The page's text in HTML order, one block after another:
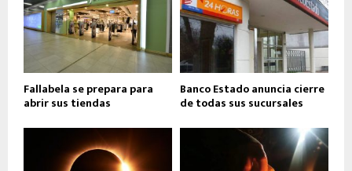
Fallabela se prepara para
abrir sus tiendas
Banco Estado anuncia cierre
de todas sus sucursales